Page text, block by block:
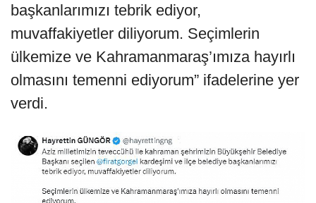
başkanlarımızı tebrik ediyor,
muvaffakiyetler diliyorum. Seçimlerin
ülkemize ve Kahramanmaraş’ımıza hayırlı
olmasını temenni ediyorum” ifadelerine yer
verdi.